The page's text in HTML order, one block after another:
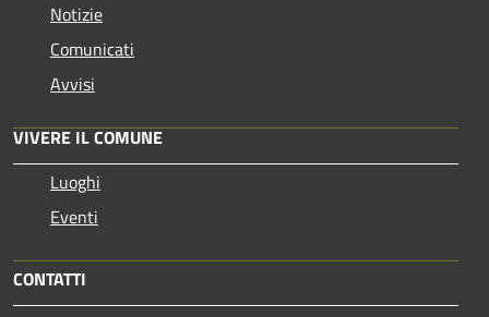
Notizie
Comunicati
Avvisi
VIVERE IL COMUNE
Luoghi
Eventi
CONTATTI